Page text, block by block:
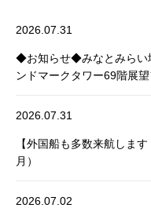
2026.07.31
◆お知らせ◆みなとみらい
ンドマークタワー69階展
2026.07.31
【外国船も多数来航しま
月）
2026.07.02